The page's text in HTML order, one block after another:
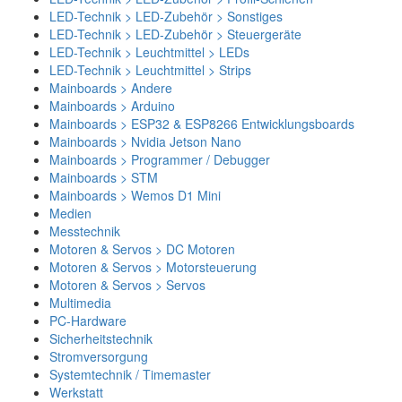
LED-Technik > LED-Zubehör > Sonstiges
LED-Technik > LED-Zubehör > Steuergeräte
LED-Technik > Leuchtmittel > LEDs
LED-Technik > Leuchtmittel > Strips
Mainboards > Andere
Mainboards > Arduino
Mainboards > ESP32 & ESP8266 Entwicklungsboards
Mainboards > Nvidia Jetson Nano
Mainboards > Programmer / Debugger
Mainboards > STM
Mainboards > Wemos D1 Mini
Medien
Messtechnik
Motoren & Servos > DC Motoren
Motoren & Servos > Motorsteuerung
Motoren & Servos > Servos
Multimedia
PC-Hardware
Sicherheitstechnik
Stromversorgung
Systemtechnik / Timemaster
Werkstatt